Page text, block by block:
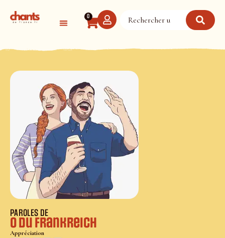
0
PAROLES DE
O du Frankreich
Appréciation